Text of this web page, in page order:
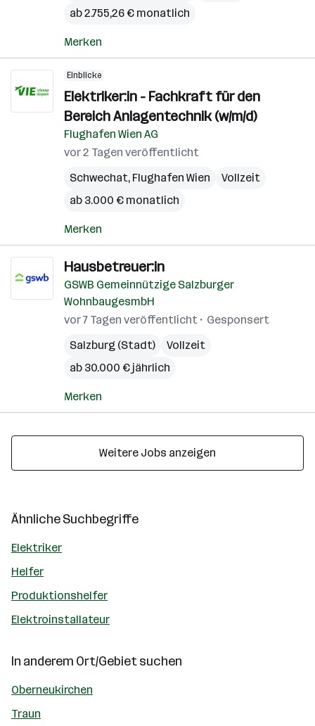
ab 2.755,26 € monatlich
Merken
Einblicke
Elektriker:in - Fachkraft für den
Bereich Anlagentechnik (w/m/d)
Flughafen Wien AG
vor 2 Tagen veröffentlicht
Schwechat, Flughafen Wien
Vollzeit
ab 3.000 € monatlich
Merken
Hausbetreuer:in
GSWB Gemeinnützige Salzburger
WohnbaugesmbH
vor 7 Tagen veröffentlicht
Gesponsert
Salzburg (Stadt)
Vollzeit
ab 30.000 € jährlich
Merken
Weitere Jobs anzeigen
Ähnliche Suchbegriffe
Elektriker
Helfer
Produktionshelfer
Elektroinstallateur
In anderem Ort/Gebiet suchen
Oberneukirchen
Traun